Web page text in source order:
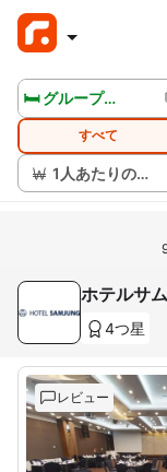
🛏️ グループルームを見る
すべて
1人あたりの価格
ホテルサ
4つ星
レビュー